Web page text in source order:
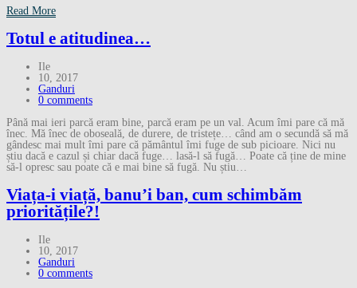
Read More
Totul e atitudinea…
Ile
10, 2017
Ganduri
0 comments
Până mai ieri parcă eram bine, parcă eram pe un val. Acum îmi pare că mă
înec. Mă înec de oboseală, de durere, de tristețe… când am o secundă să mă
gândesc mai mult îmi pare că pământul îmi fuge de sub picioare. Nici nu
știu dacă e cazul și chiar dacă fuge… lasă-l să fugă… Poate că ține de mine
să-l opresc sau poate că e mai bine să fugă. Nu știu…
Viața-i viață, banu’i ban, cum schimbăm
prioritățile?!
Ile
10, 2017
Ganduri
0 comments